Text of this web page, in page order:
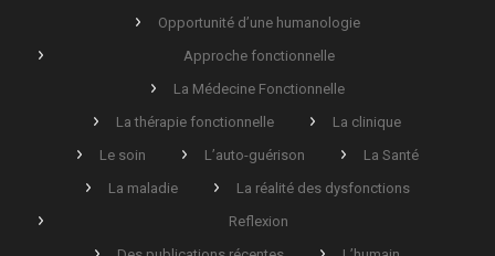
Opportunité d’une humanologie
Approche fonctionnelle
La Médecine Fonctionnelle
La thérapie fonctionnelle
La clinique
Le soin
L’auto-guérison
La Santé
La maladie
La réalité des dysfonctions
Reflexion